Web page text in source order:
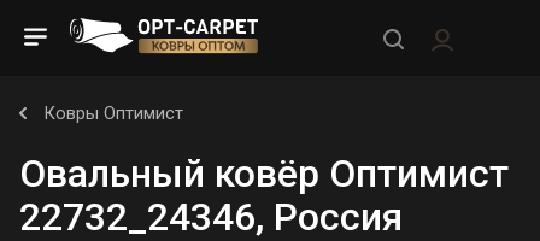
Ковры Оптимист
Овальный ковёр Оптимист
22732_24346, Россия